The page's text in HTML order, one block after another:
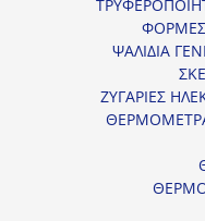
ΨΑΛΙΔΙΑ
ΖΥΓΑΡΙΕΣ